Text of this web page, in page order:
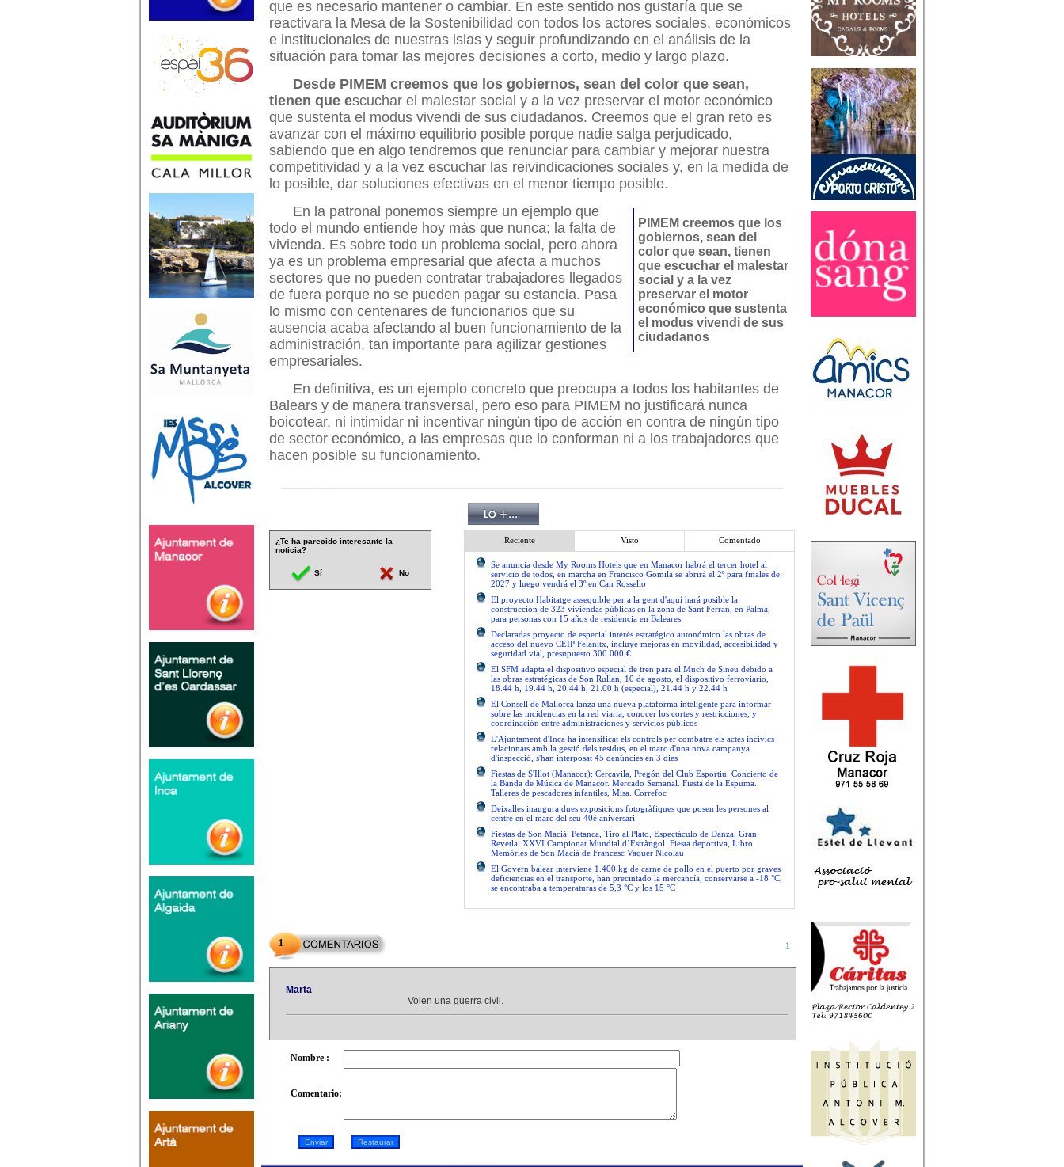
que es necesario mantener o cambiar. En este sentido nos gustaría que se
reactivara la Mesa de la Sostenibilidad con todos los actores sociales, económicos
e institucionales de nuestras islas y seguir profundizando en el análisis de la
situación para tomar las mejores decisiones a corto, medio y largo plazo.
Desde PIMEM creemos que los gobiernos, sean del color que sean,
tienen que escuchar el malestar social y a la vez preservar el motor económico
que sustenta el modus vivendi de sus ciudadanos. Creemos que el gran reto es
avanzar con el máximo equilibrio posible porque nadie salga perjudicado,
sabiendo que en algo tendremos que renunciar para cambiar y mejorar nuestra
competitividad y a la vez escuchar las reivindicaciones sociales y, en la medida de
lo posible, dar soluciones efectivas en el menor tiempo posible.
PIMEM creemos que los
gobiernos, sean del
color que sean, tienen
que escuchar el malestar
social y a la vez
preservar el motor
económico que sustenta
el modus vivendi de sus
ciudadanos
En la patronal ponemos siempre un ejemplo que
todo el mundo entiende hoy más que nunca; la falta de
vivienda. Es sobre todo un problema social, pero ahora
ya es un problema empresarial que afecta a muchos
sectores que no pueden contratar trabajadores llegados
de fuera porque no se pueden pagar su estancia. Pasa
lo mismo con centenares de funcionarios que su
ausencia acaba afectando al buen funcionamiento de la
administración, tan importante para agilizar gestiones
empresariales.
En definitiva, es un ejemplo concreto que preocupa a todos los habitantes de
Balears y de manera transversal, pero eso para PIMEM no justificará nunca
boicotear, ni intimidar ni incentivar ningún tipo de acción en contra de ningún tipo
de sector económico, a las empresas que lo conforman ni a los trabajadores que
hacen posible su funcionamiento.
¿Te ha parecido interesante la
noticia?
Sí No
Reciente Visto Comentado
Se anuncia desde My Rooms Hotels que en Manacor habrá el tercer hotel al
servicio de todos, en marcha en Francisco Gomila se abrirá el 2º para finales de
2027 y luego vendrá el 3º en Can Rossello
El proyecto Habitatge assequible per a la gent d'aquí hará posible la
construcción de 323 viviendas públicas en la zona de Sant Ferran, en Palma,
para personas con 15 años de residencia en Baleares
Declaradas proyecto de especial interés estratégico autonómico las obras de
acceso del nuevo CEIP Felanitx, incluye mejoras en movilidad, accesibilidad y
seguridad vial, presupuesto 300.000 €
El SFM adapta el dispositivo especial de tren para el Much de Sineu debido a
las obras estratégicas de Son Rullan, 10 de agosto, el dispositivo ferroviario,
18.44 h, 19.44 h, 20.44 h, 21.00 h (especial), 21.44 h y 22.44 h
El Consell de Mallorca lanza una nueva plataforma inteligente para informar
sobre las incidencias en la red viaria, conocer los cortes y restricciones, y
coordinación entre administraciones y servicios públicos
L'Ajuntament d'Inca ha intensificat els controls per combatre els actes incívics
relacionats amb la gestió dels residus, en el marc d'una nova campanya
d'inspecció, s'han interposat 45 denúncies en 3 dies
Fiestas de S'Illot (Manacor): Cercavila, Pregón del Club Esportiu. Concierto de
la Banda de Música de Manacor. Mercado Semanal. Fiesta de la Espuma.
Talleres de pescadores infantiles, Misa. Correfoc
Deixalles inaugura dues exposicions fotogràfiques que posen les persones al
centre en el marc del seu 40è aniversari
Fiestas de Son Macià: Petanca, Tiro al Plato, Espectáculo de Danza, Gran
Revetla. XXVI Campionat Mundial d’Estràngol. Fiesta deportiva, Libro
Memòries de Son Macià de Francesc Vaquer Nicolau
El Govern balear interviene 1.400 kg de carne de pollo en el puerto por graves
deficiencias en el transporte, han precintado la mercancía, conservarse a -18 °C,
se encontraba a temperaturas de 5,3 °C y los 15 °C
1 1
Marta
Volen una guerra civil.
Nombre :
Comentario: